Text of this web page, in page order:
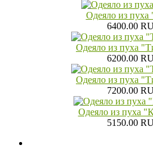
Одеяло из
6400.00
Одеяло из пуха
6200.00
Одеяло из пуха
7200.00
Одеяло из пуха
5150.00